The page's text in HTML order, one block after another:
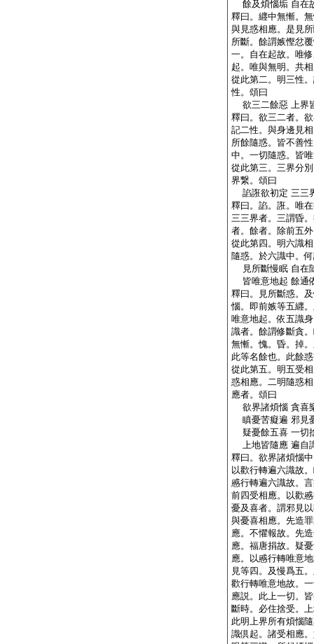
餘及煩惱垢 自在
釋曰。纒中無慚。
與見惑相應。是見
所斷。餘謂嫉慳忿
一。自在起故。唯
起。唯與無明。共
從此第二。明三性
性。頌曰
欲三二餘惡 上界
釋曰。欲三二者。
記二性。與身邊見
所餘隨惑。皆不善
中。一切隨惑。皆
從此第三。三界分
界繋。頌曰
諂誑欲初定 三三
釋曰。諂。誑。唯
三三界者。三謂昏
者。餘者。除前五
從此第四。明六識
隨惑。於六識中。
見所斷慢眠 自在
皆唯意地起 餘通
釋曰。見所斷惑。
惱。即前嫉等五纒
唯意地起。依五識
識者。餘謂修斷貪
無慚。愧。昏。掉
此等名餘也。此餘
從此第五。明五受
惑相應。二明隨惑
應者。頌曰
欲界諸煩惱 貪喜
瞋憂苦癡遍 邪見
疑憂餘五喜 一切
上地皆隨應 遍自
釋曰。欲界諸煩惱
以歡行轉遍六識故
慼行轉遍六識故。
前四受相應。以歡
憂及喜者。謂邪見
與憂喜相應。先造
應。不懼報故。先
應。福唐捐故。疑
應。以慼行轉唯意
見等四。及慢爲五
歡行轉唯意地故。
應説。此上一切。
斷時。必住捨受。
此明上界所有煩惱
識倶起。諸受相應